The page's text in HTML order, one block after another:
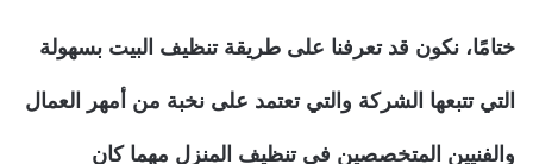
ختامًا، نكون قد تعرفنا على طريقة تنظيف البيت بسهولة
التي تتبعها الشركة والتي تعتمد على نخبة من أمهر العمال
والفنيين المتخصصين في تنظيف المنزل مهما كان